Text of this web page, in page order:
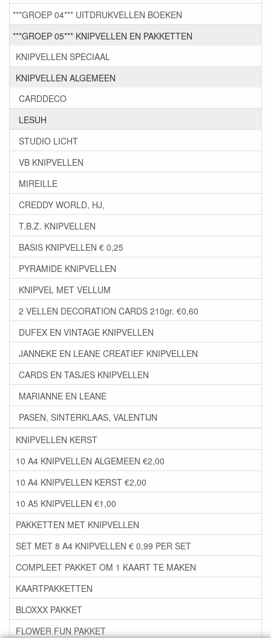
***GROEP 04*** UITDRUKVELLEN BOEKEN
***GROEP 05*** KNIPVELLEN EN PAKKETTEN
KNIPVELLEN SPECIAAL
KNIPVELLEN ALGEMEEN
CARDDECO
LESUH
STUDIO LICHT
VB KNIPVELLEN
MIREILLE
CREDDY WORLD, HJ,
T.B.Z. KNIPVELLEN
BASIS KNIPVELLEN € 0,25
PYRAMIDE KNIPVELLEN
KNIPVEL MET VELLUM
2 VELLEN DECORATION CARDS 210gr. €0,60
DUFEX EN VINTAGE KNIPVELLEN
JANNEKE EN LEANE CREATIEF KNIPVELLEN
CARDS EN TASJES KNIPVELLEN
MARIANNE EN LEANE
PASEN, SINTERKLAAS, VALENTIJN
KNIPVELLEN KERST
10 A4 KNIPVELLEN ALGEMEEN €2,00
10 A4 KNIPVELLEN KERST €2,00
10 A5 KNIPVELLEN €1,00
PAKKETTEN MET KNIPVELLEN
SET MET 8 A4 KNIPVELLEN € 0,99 PER SET
COMPLEET PAKKET OM 1 KAART TE MAKEN
KAARTPAKKETTEN
BLOXXX PAKKET
FLOWER FUN PAKKET